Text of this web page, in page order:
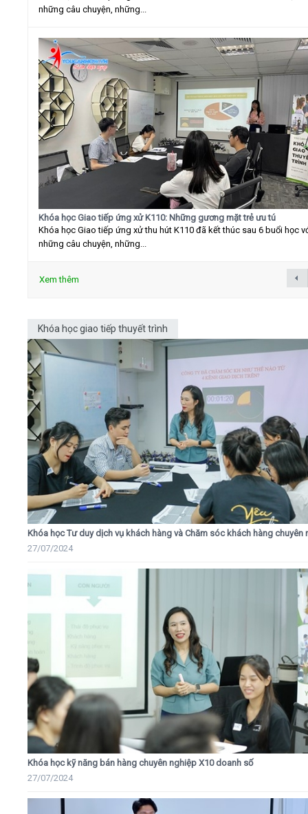
những câu chuyện, những...
Khóa học Giao tiếp ứng xử K110: Những gương mặt trẻ ưu tú
Khóa học Giao tiếp ứng xử thu hút K110 đã kết thúc sau 6 buổi học
những câu chuyện, những...
Xem thêm
Khóa học giao tiếp thuyết trình
Khóa học Tư duy dịch vụ khách hàng và Chăm sóc khách hàng chuyên
27/07/2024
Khóa học kỹ năng bán hàng chuyên nghiệp X10 doanh số
27/07/2024